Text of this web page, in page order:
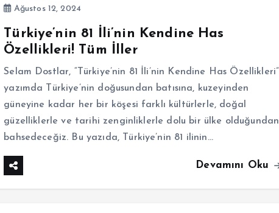
Ağustos 12, 2024
Türkiye’nin 81 İli’nin Kendine Has
Özellikleri! Tüm İller
Selam Dostlar, “Türkiye’nin 81 İli’nin Kendine Has Özellikleri”
yazımda Türkiye’nin doğusundan batısına, kuzeyinden
güneyine kadar her bir köşesi farklı kültürlerle, doğal
güzelliklerle ve tarihi zenginliklerle dolu bir ülke olduğundan
bahsedeceğiz. Bu yazıda, Türkiye’nin 81 ilinin…
Devamını Oku